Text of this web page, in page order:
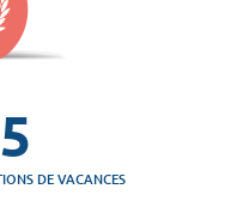
DE VACANCES